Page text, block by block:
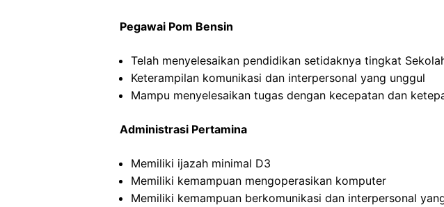
Pegawai Pom Bensin
Telah menyelesaikan pendidikan setidaknya tingkat
Keterampilan komunikasi dan interpersonal yang unggul
Mampu menyelesaikan tugas dengan kecepatan dan
Administrasi Pertamina
Memiliki ijazah minimal D3
Memiliki kemampuan mengoperasikan komputer
Memiliki kemampuan berkomunikasi dan interpersonal